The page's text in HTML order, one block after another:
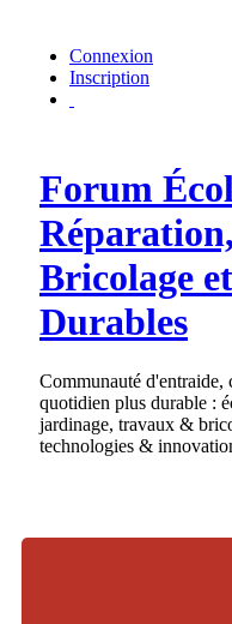
Connexion
Inscription
Forum
Bricolage
Durables
Communauté d'entraide,
quotidien plus durable :
jardinage, travaux &
technologies &